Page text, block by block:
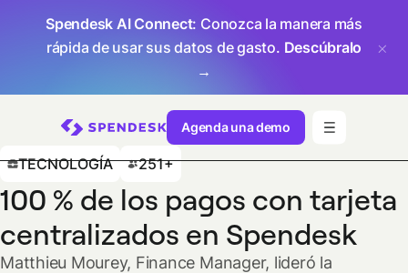
Spendesk AI Connect: Conozca la manera más
rápida de usar sus datos de gasto. Descúbralo
→
Agenda una demo
TECNOLOGÍA 251+
100 % de los pagos con tarjeta
centralizados en Spendesk
Matthieu Mourey, Finance Manager, lideró la